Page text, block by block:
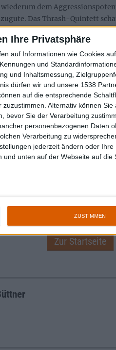
Ihre Privatsphäre
auf Informationen wie Cookies
und
und Inhaltsmessung,
dürfen wir und unsere 1538
auf die entsprechende
Alternativ können Sie
bevor Sie der Verarbeitung
personenbezogenen Daten
Verarbeitung zu
jederzeit ändern oder Ihre
unten auf der Webseite auf die
ZUSTIMMEN
wiederum dem
Das Thrash-Quintett
Shows in die elf Songs zu
heimischen Anlage problem-
tanzen und die Einrichtung zu
von Zetro war in jedem Fall
den EXODUS-Sound doch
umso brutaler knallt das
dabei keine Gefangenen.
nicht nur ihre stärkste
sondern auch
Orbit geschossen. Good
Zur Startseite